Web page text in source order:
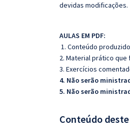
devidas modificações.
AULAS EM PDF:
1. Conteúdo
2. Material prático
3. Exercícios
4. Não serão
5. Não serão
Conteúdo